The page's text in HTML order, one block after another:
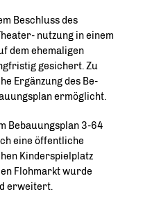
Beschluss des
nutzung in einem
dem ehemaligen
gesichert. Zu
Ergänzung des Be-
ermöglicht.
Bebauungsplan 3-64
eine öffentliche
Kinderspielplatz
Flohmarkt wurde
erweitert.